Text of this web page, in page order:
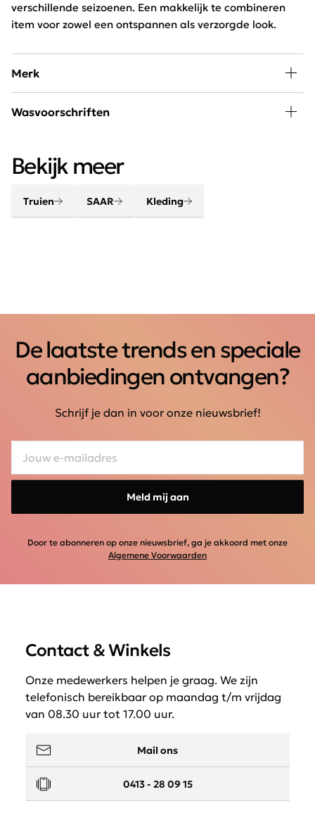
verschillende seizoenen. Een makkelijk te combineren
item voor zowel een ontspannen als verzorgde look.
Merk
A little piece of happiness kan iedere vrouw in haar
Wasvoorschriften
Bekijk meer
Truien SAAR Kleding
De laatste trends en speciale
aanbiedingen ontvangen?
Schrijf je dan in voor onze nieuwsbrief!
Meld mij aan
Door te abonneren op onze nieuwsbrief, ga je akkoord met onze
Algemene Voorwaarden
Contact & Winkels
Onze medewerkers helpen je graag. We zijn
telefonisch bereikbaar op maandag t/m vrijdag
van 08.30 uur tot 17.00 uur.
Mail ons
0413 - 28 09 15